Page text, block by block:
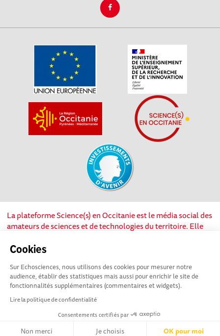
Cookies
Sur Echosciences, nous utilisons des cookies pour mesurer notre
audience, établir des statistiques mais aussi pour enrichir le site de
fonctionnalités supplémentaires (commentaires et widgets).
Lire la politique de confidentialité
Consentements certifiés par
Non merci Je choisis OK pour moi
La plateforme Science(s) en Occitanie est le média social des
amateurs de sciences et de technologies du territoire. Elle
soutien de nombreux acteurs locaux. Ce projet est cofinancé
l’Union européenne via les fonds européen de
développement régional. Science(s) en Occitanie est une
plateforme Echosciences by Amcsti.
Mentions légales|Politique de confidentialité
Ligne éditoriale